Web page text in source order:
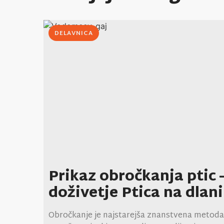
DELAVNICA
Prikaz obročkanja ptic
doživetje Ptica na dlani
Obročkanje je najstarejša znanstvena metoda